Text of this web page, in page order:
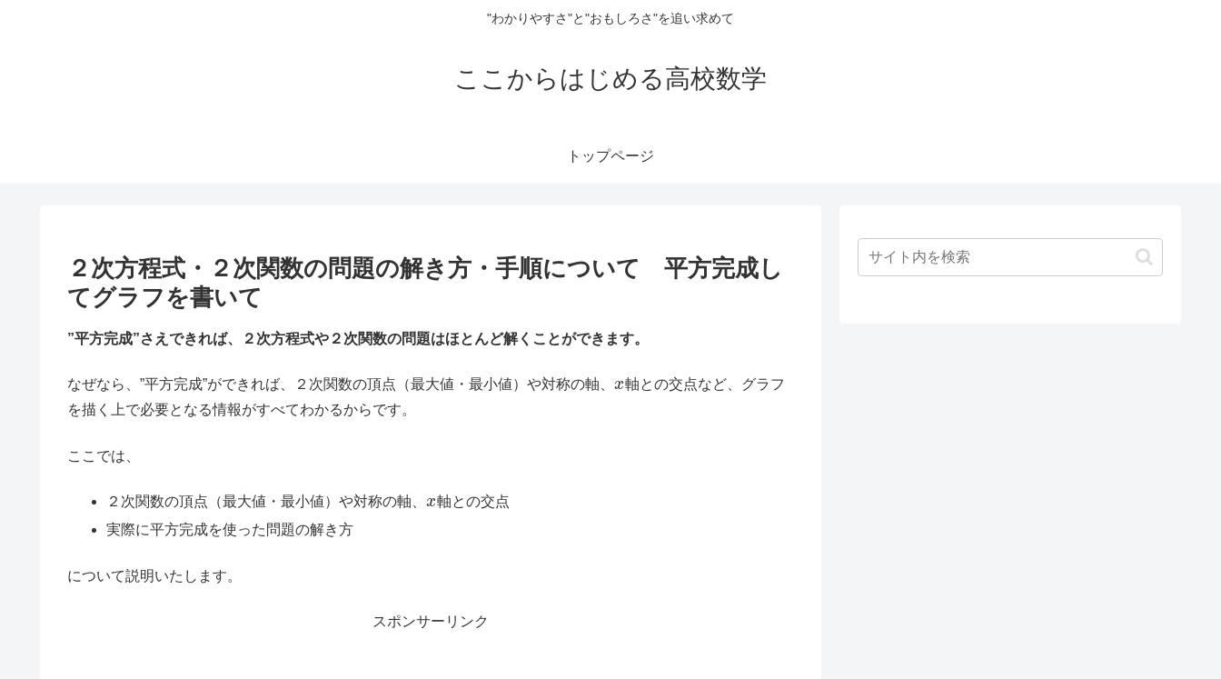
"わかりやすさ"と"おもしろさ"を追い求めて
ここからはじめる高校数学
トップページ
２次方程式・２次関数の問題の解き方・手順について 平方完成し
てグラフを書いて
”平方完成”さえできれば、２次方程式や２次関数の問題はほとんど解くことができます。
なぜなら、”平方完成”ができれば、２次関数の頂点（最大値・最小値）や対称の軸、 x軸との交点など、グラフ
を描く上で必要となる情報がすべてわかるからです。
ここでは、
２次関数の頂点（最大値・最小値）や対称の軸、x軸との交点
実際に平方完成を使った問題の解き方
について説明いたします。
スポンサーリンク